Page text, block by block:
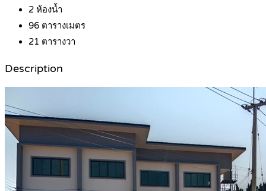
2 ห้องน้ำ
96 ตารางเมตร
21 ตารางวา
Description